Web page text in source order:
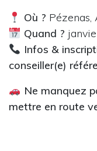
Où ? Pézenas,
Quand ?
Infos &
conseiller(e)
Ne manquez
mettre en route